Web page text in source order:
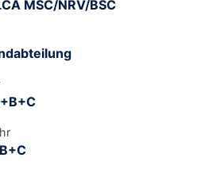
MSC/NRV/BSC